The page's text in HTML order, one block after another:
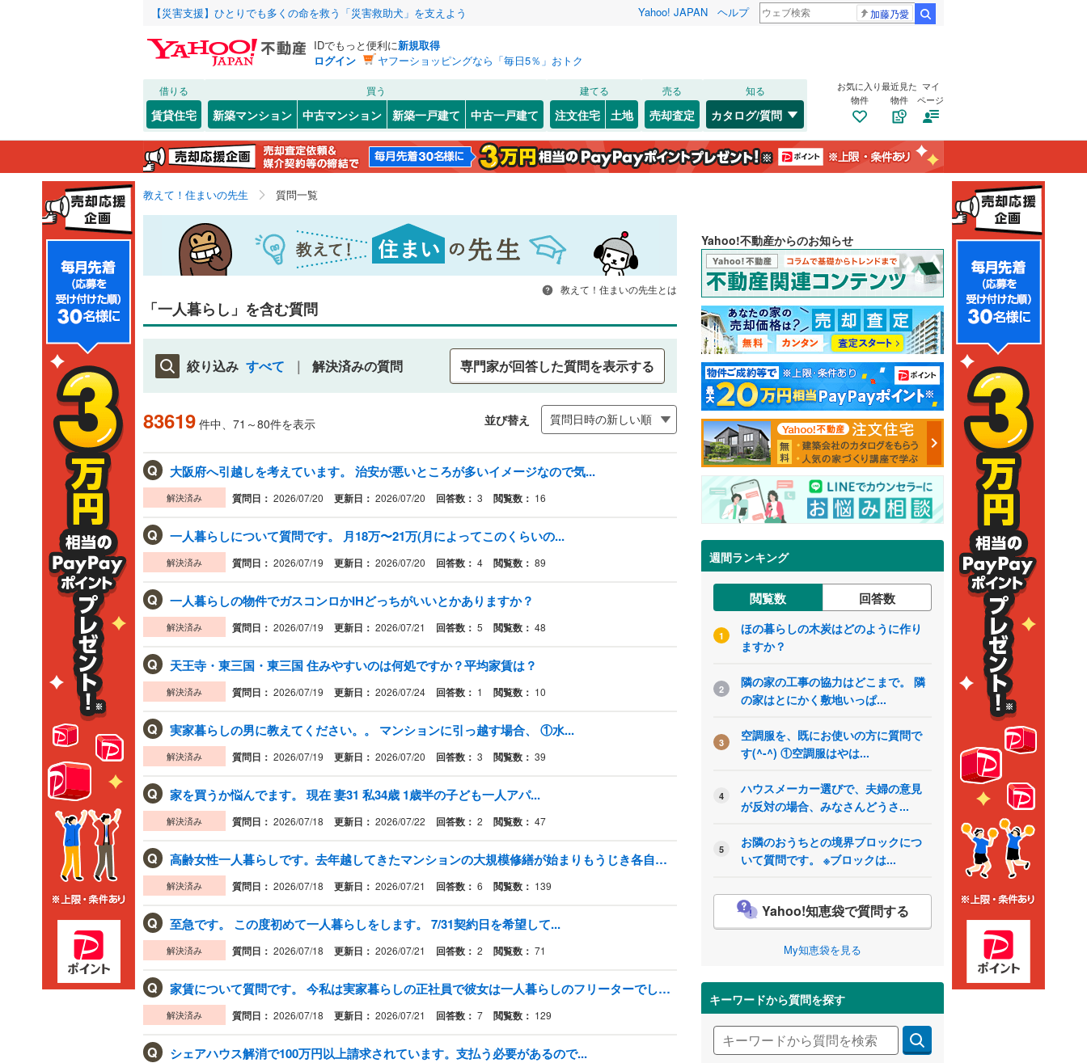
【災害支援】ひとりでも多くの命を救う「災害救助犬」を支えよう Yahoo! JAPAN ヘルプ 加藤乃愛
IDでもっと便利に新規取得
ログイン
ヤフーショッピングなら「毎日5％」おトク
借りる
賃貸住宅
買う
新築マンション 中古マンション 新築一戸建て 中古一戸建て
建てる
注文住宅 土地
売る
売却査定
知る
カタログ/質問
お気に入り
物件
最近見た
物件
マイ
ページ
教えて！住まいの先生 質問一覧
教えて！住まいの先生とは
「一人暮らし」を含む質問
絞り込み すべて 解決済みの質問 専門家が回答した質問を表示する
83619 件中、71～80件を表示 並び替え
Q 大阪府へ引越しを考えています。 治安が悪いところが多いイメージなので気...
解決済み 質問日： 2026/07/20 更新日： 2026/07/20 回答数： 3 閲覧数： 16
Q 一人暮らしについて質問です。 月18万〜21万(月によってこのくらいの...
解決済み 質問日： 2026/07/19 更新日： 2026/07/20 回答数： 4 閲覧数： 89
Q 一人暮らしの物件でガスコンロかIHどっちがいいとかありますか？
解決済み 質問日： 2026/07/19 更新日： 2026/07/21 回答数： 5 閲覧数： 48
Q 天王寺・東三国・東三国 住みやすいのは何処ですか？平均家賃は？
解決済み 質問日： 2026/07/19 更新日： 2026/07/24 回答数： 1 閲覧数： 10
Q 実家暮らしの男に教えてください。。 マンションに引っ越す場合、 ①水...
解決済み 質問日： 2026/07/19 更新日： 2026/07/20 回答数： 3 閲覧数： 39
Q 家を買うか悩んでます。 現在 妻31 私34歳 1歳半の子ども一人アパ...
解決済み 質問日： 2026/07/18 更新日： 2026/07/22 回答数： 2 閲覧数： 47
Q 高齢女性一人暮らしです。去年越してきたマンションの大規模修繕が始まりもうじき各自で網戸を外さなくてはいけません。
解決済み 質問日： 2026/07/18 更新日： 2026/07/21 回答数： 6 閲覧数： 139
Q 至急です。 この度初めて一人暮らしをします。 7/31契約日を希望して...
解決済み 質問日： 2026/07/18 更新日： 2026/07/21 回答数： 2 閲覧数： 71
Q 家賃について質問です。 今私は実家暮らしの正社員で彼女は一人暮らしのフリーターでして、今年同棲しようと考えていて。
解決済み 質問日： 2026/07/18 更新日： 2026/07/21 回答数： 7 閲覧数： 129
Q シェアハウス解消で100万円以上請求されています。支払う必要があるので...
Yahoo!不動産からのお知らせ
週間ランキング
閲覧数 回答数
1
ほの暮らしの木炭はどのように作り
ますか？
2
隣の家の工事の協力はどこまで。 隣
の家はとにかく敷地いっぱ...
3
空調服を、既にお使いの方に質問で
す(^-^) ①空調服はやは...
4
ハウスメーカー選びで、夫婦の意見
が反対の場合、みなさんどうさ...
5
お隣のおうちとの境界ブロックにつ
いて質問です。 ※ブロックは...
Yahoo!知恵袋で質問する
My知恵袋を見る
キーワードから質問を探す